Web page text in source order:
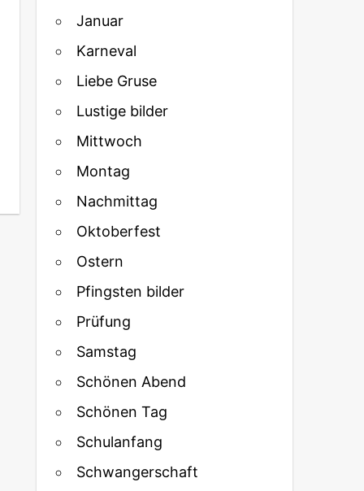
Januar
Karneval
Liebe Gruse
Lustige bilder
Mittwoch
Montag
Nachmittag
Oktoberfest
Ostern
Pfingsten bilder
Prüfung
Samstag
Schönen Abend
Schönen Tag
Schulanfang
Schwangerschaft